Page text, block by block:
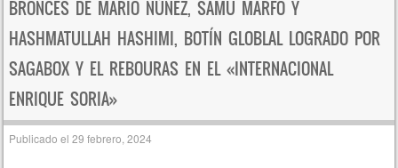
BRONCES DE MARIO NÚÑEZ, SAMU MARFO Y
HASHMATULLAH HASHIMI, BOTÍN GLOBLAL LOGRADO POR
SAGABOX Y EL REBOURAS EN EL «INTERNACIONAL
ENRIQUE SORIA»
Publicado el29 febrero, 2024